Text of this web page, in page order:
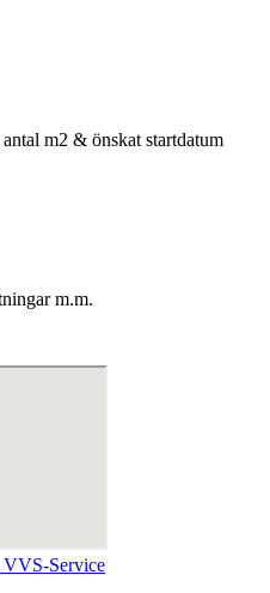
m2 & önskat startdatum
m.m.
Service